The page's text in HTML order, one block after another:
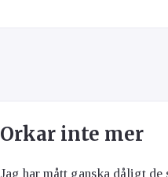
Orkar inte mer
Jag har mått ganska dåligt